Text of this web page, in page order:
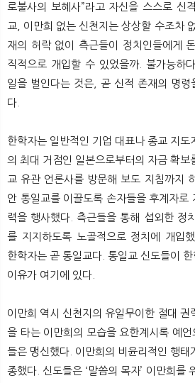
로불사의 보혜사”라고 자신을 스스로 신
교, 이만희 없는 신천지는 상상할 수조차
재의 허락 없이 측근들이 정치인들에게
직적으로 개입할 수 있었을까. 불가능하
일을 벌인다는 것은, 곧 신적 존재의 명령
다.
한학자는 일반적인 기업 대표나 종교 지도
의 최대 거점인 일본으로부터의 자금 확보
교 유관 언론사를 방문해 보도 지침까지
안 통일교를 이끌도록 손자들을 후계자로
력을 행사했다. 측근들을 통해 섭외한 정
를 지지하도록 노골적으로 정치에 개입
한학자는 곧 통일교다. 통일교 신도들이
이유가 여기에 있다.
이만희 역시 신천지의 유일무이한 절대 권
을 타는 이만희의 모습을 요한계시록 예
들은 맹신했다. 이만희의 비윤리적인 행태
종했다. 신도들은 ‘말씀의 목자’ 이만희를